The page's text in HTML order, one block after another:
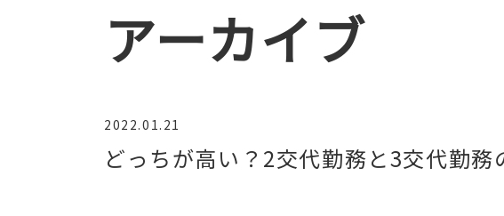
アーカイブ
2022.01.21
どっちが高い？2交代勤務と3交代勤務